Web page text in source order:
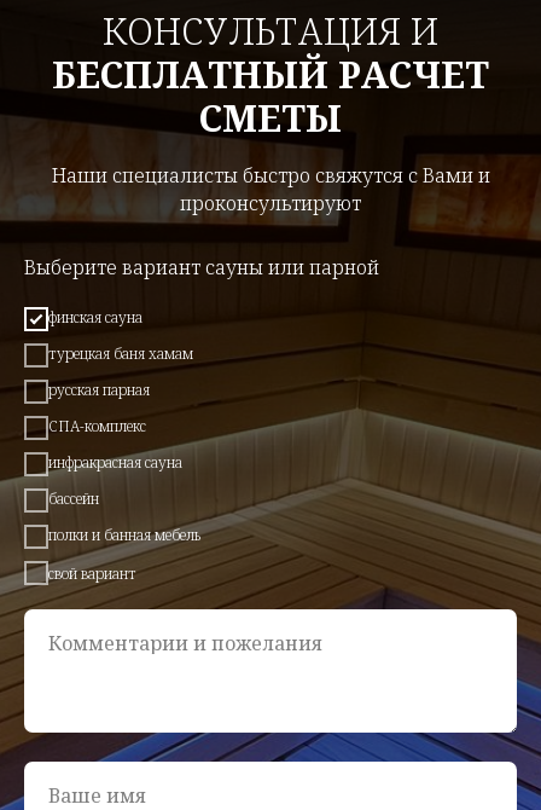
КОНСУЛЬТАЦИЯ И
БЕСПЛАТНЫЙ РАСЧЕТ
СМЕТЫ
Наши специалисты быстро свяжутся с Вами и
проконсультируют
Выберите вариант сауны или парной
финская сауна
турецкая баня хамам
русская парная
СПА-комплекс
инфракрасная сауна
бассейн
полки и банная мебель
свой вариант
Комментарии и пожелания
Ваше имя